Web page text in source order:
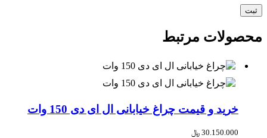
محصولات مرتبط
خرید و قیمت چراغ خیابانی ال ای دی 150 وات
30.150.000 ﷼